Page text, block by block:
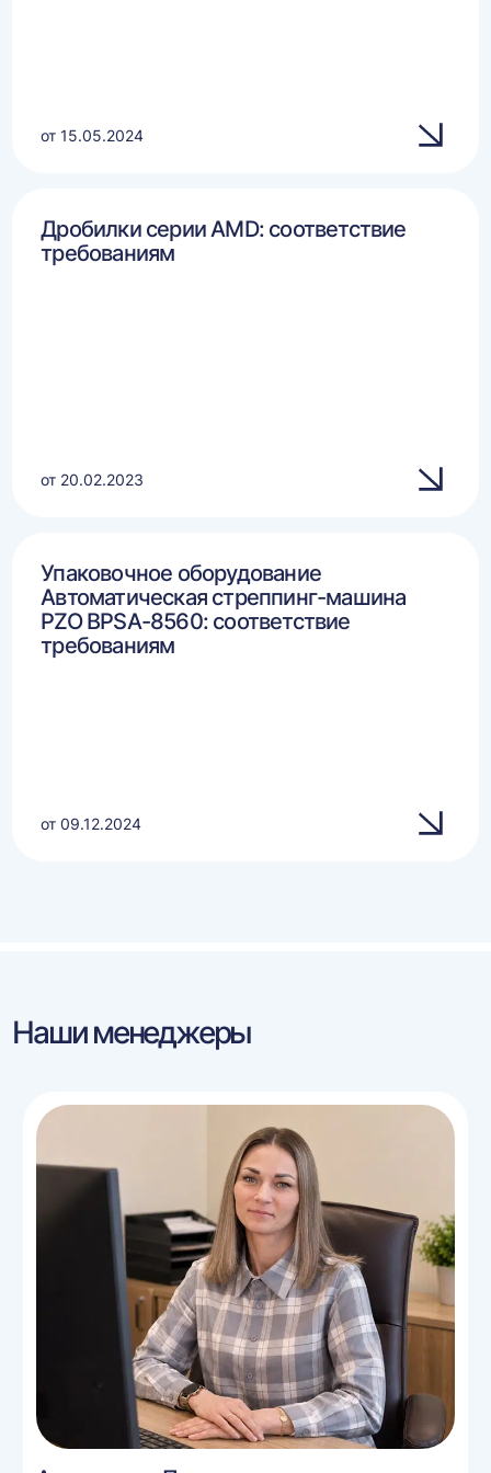
от 15.05.2024
Дробилки серии AMD: соответствие
требованиям
от 20.02.2023
Упаковочное оборудование
Автоматическая стреппинг-машина
PZO BPSA-8560: соответствие
требованиям
от 09.12.2024
Наши менеджеры